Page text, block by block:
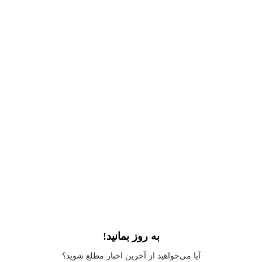
Application error: a client
-side exception has occurred while loading
به روز بمانید!
آیا می‌خواهید از آخرین اخبار مطلع شوید؟